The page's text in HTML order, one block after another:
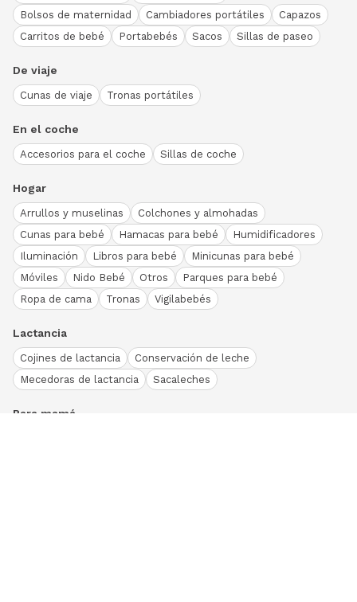
Bolsos de maternidad
Cambiadores portátiles
Capazos
Carritos de bebé
Portabebés Sacos Sillas de paseo
De viaje
Cunas de viaje Tronas portátiles
En el coche
Accesorios para el coche Sillas de coche
Hogar
Arrullos y muselinas
Colchones y almohadas
Cunas para bebé
Hamacas para bebé
Humidificadores
Iluminación
Libros para bebé
Minicunas para bebé
Móviles
Nido Bebé Otros
Parques para bebé
Ropa de cama
Tronas Vigilabebés
Lactancia
Cojines de lactancia
Conservación de leche
Mecedoras de lactancia
Sacaleches
Para mamá